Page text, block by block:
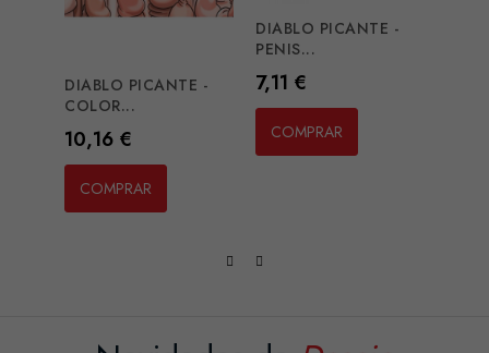
DIABLO PICANTE -
COLOR...
Preço
10,16 €
COMPRAR
DIABLO PICANTE -
PENIS...
Preço
7,11 €
COMPRAR